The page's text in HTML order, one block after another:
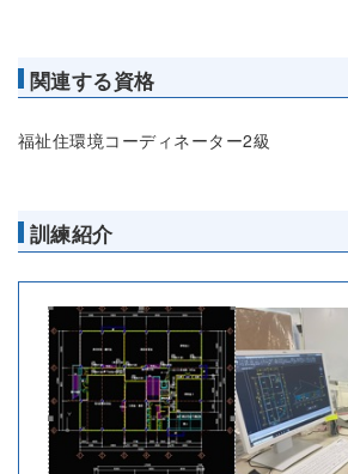
関連する資格
福祉住環境コーディネーター2級
訓練紹介